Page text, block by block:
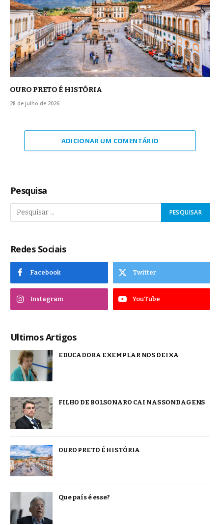
OURO PRETO É HISTÓRIA
28 de julho de 2026
ADICIONAR UM COMENTÁRIO
Pesquisa
Redes Sociais
Facebook Twitter
Instagram YouTube
Ultimos Artigos
EDUCADORA EXEMPLAR NOS DEIXA
FILHO DE BOLSONARO CAI NAS SONDAGENS
OURO PRETO É HISTÓRIA
Que país é esse?